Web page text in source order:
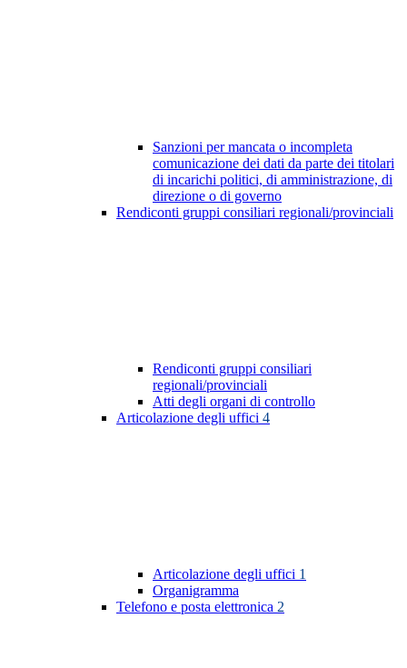
Sanzioni per mancata o incompleta
comunicazione dei dati da parte dei titolari
di incarichi politici, di amministrazione, di
direzione o di governo
Rendiconti gruppi consiliari regionali/provinciali
Rendiconti gruppi consiliari
regionali/provinciali
Atti degli organi di controllo
Articolazione degli uffici 4
Articolazione degli uffici 1
Organigramma
Telefono e posta elettronica 2